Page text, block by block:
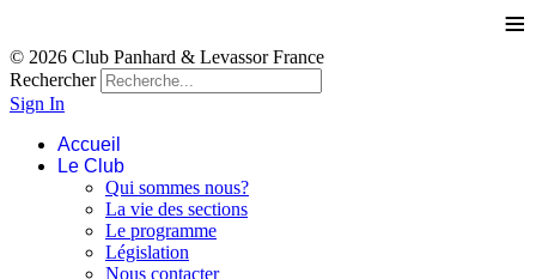
≡
© 2026 Club Panhard & Levassor France
Rechercher
Sign In
Accueil
Le Club
Qui sommes nous?
La vie des sections
Le programme
Législation
Nous contacter